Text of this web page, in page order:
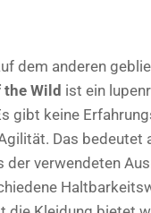
dem anderen
the Wild ist ein
gibt keine
Das bedeutet
verwendeten